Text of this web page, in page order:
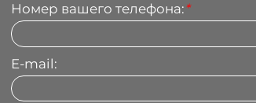
Номер вашего телефона:*
E-mail: